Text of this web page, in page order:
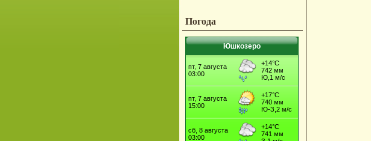
Погода
Юшкозеро